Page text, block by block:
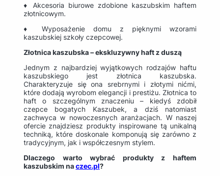
♦ Akcesoria biurowe zdobione kaszubskim haftem
złotnicowym.
♦ Wyposażenie domu z pięknymi wzorami
kaszubskiej szkoły czepcowej.
Złotnica kaszubska – ekskluzywny haft z duszą
Jednym z najbardziej wyjątkowych rodzajów haftu
kaszubskiego jest złotnica kaszubska.
Charakteryzuje się ona srebrnymi i złotymi nićmi,
które dodają wyrobom elegancji i prestiżu. Złotnica to
haft o szczególnym znaczeniu – kiedyś zdobił
czepce bogatych Kaszubek, a dziś natomiast
zachwyca w nowoczesnych aranżacjach. W naszej
ofercie znajdziesz produkty inspirowane tą unikalną
techniką, które doskonale komponują się zarówno z
tradycyjnym, jak i współczesnym stylem.
Dlaczego warto wybrać produkty z haftem
kaszubskim naczec.pl?